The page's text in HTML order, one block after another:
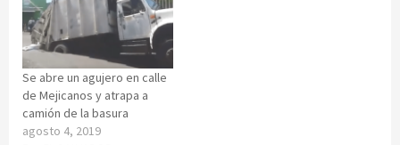
Se abre un agujero en calle
de Mejicanos y atrapa a
camión de la basura
agosto 4, 2019